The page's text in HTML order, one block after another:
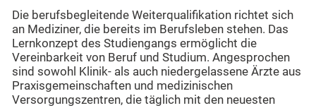
Die berufsbegleitende Weiterqualifikation richtet sich
an Mediziner, die bereits im Berufsleben stehen. Das
Lernkonzept des Studiengangs ermöglicht die
Vereinbarkeit von Beruf und Studium. Angesprochen
sind sowohl Klinik- als auch niedergelassene Ärzte aus
Praxisgemeinschaften und medizinischen
Versorgungszentren, die täglich mit den neuesten